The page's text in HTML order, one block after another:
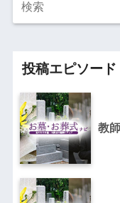
投稿エピソード
教